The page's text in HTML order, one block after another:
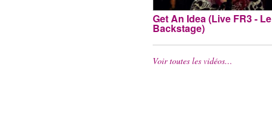
Get An Idea (Live FR3 - Le
Backstage)
Voir toutes les vidéos…